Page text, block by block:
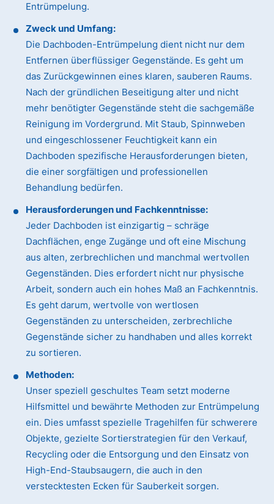
Entrümpelung.
Zweck und Umfang:
Die Dachboden-Entrümpelung dient nicht nur dem
Entfernen überflüssiger Gegenstände. Es geht um
das Zurückgewinnen eines klaren, sauberen Raums.
Nach der gründlichen Beseitigung alter und nicht
mehr benötigter Gegenstände steht die sachgemäße
Reinigung im Vordergrund. Mit Staub, Spinnweben
und eingeschlossener Feuchtigkeit kann ein
Dachboden spezifische Herausforderungen bieten,
die einer sorgfältigen und professionellen
Behandlung bedürfen.
Herausforderungen und Fachkenntnisse:
Jeder Dachboden ist einzigartig – schräge
Dachflächen, enge Zugänge und oft eine Mischung
aus alten, zerbrechlichen und manchmal wertvollen
Gegenständen. Dies erfordert nicht nur physische
Arbeit, sondern auch ein hohes Maß an Fachkenntnis.
Es geht darum, wertvolle von wertlosen
Gegenständen zu unterscheiden, zerbrechliche
Gegenstände sicher zu handhaben und alles korrekt
zu sortieren.
Methoden:
Unser speziell geschultes Team setzt moderne
Hilfsmittel und bewährte Methoden zur Entrümpelung
ein. Dies umfasst spezielle Tragehilfen für schwerere
Objekte, gezielte Sortierstrategien für den Verkauf,
Recycling oder die Entsorgung und den Einsatz von
High-End-Staubsaugern, die auch in den
verstecktesten Ecken für Sauberkeit sorgen.